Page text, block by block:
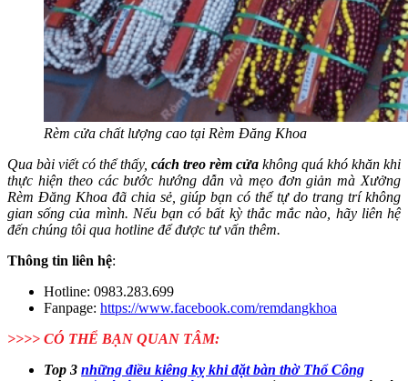
Rèm cửa chất lượng cao tại Rèm Đăng Khoa
Qua bài viết có thể thấy, cách treo rèm cửa không quá khó khăn khi
thực hiện theo các bước hướng dẫn và mẹo đơn giản mà Xưởng
Rèm Đăng Khoa đã chia sẻ, giúp bạn có thể tự do trang trí không
gian sống của mình. Nếu bạn có bất kỳ thắc mắc nào, hãy liên hệ
đến chúng tôi qua hotline để được tư vấn thêm.
Thông tin liên hệ:
Hotline: 0983.283.699
Fanpage: https://www.facebook.com/remdangkhoa
>>>> CÓ THỂ BẠN QUAN TÂM:
Top 3 những điều kiêng kỵ khi đặt bàn thờ Thổ Công